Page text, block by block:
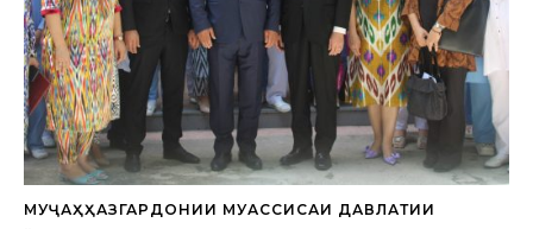
МУҶАҲҲАЗГАРДОНИИ МУАССИСАИ ДАВЛАТИИ